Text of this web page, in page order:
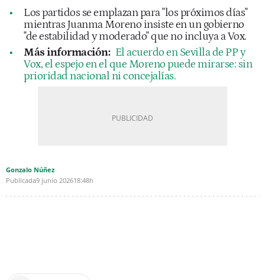
Los partidos se emplazan para "los próximos días"
mientras Juanma Moreno insiste en un gobierno
"de estabilidad y moderado" que no incluya a Vox.
Más información: El acuerdo en Sevilla de PP y
Vox, el espejo en el que Moreno puede mirarse: sin
prioridad nacional ni concejalías.
Gonzalo Núñez
Publicada9 junio 202618:48h